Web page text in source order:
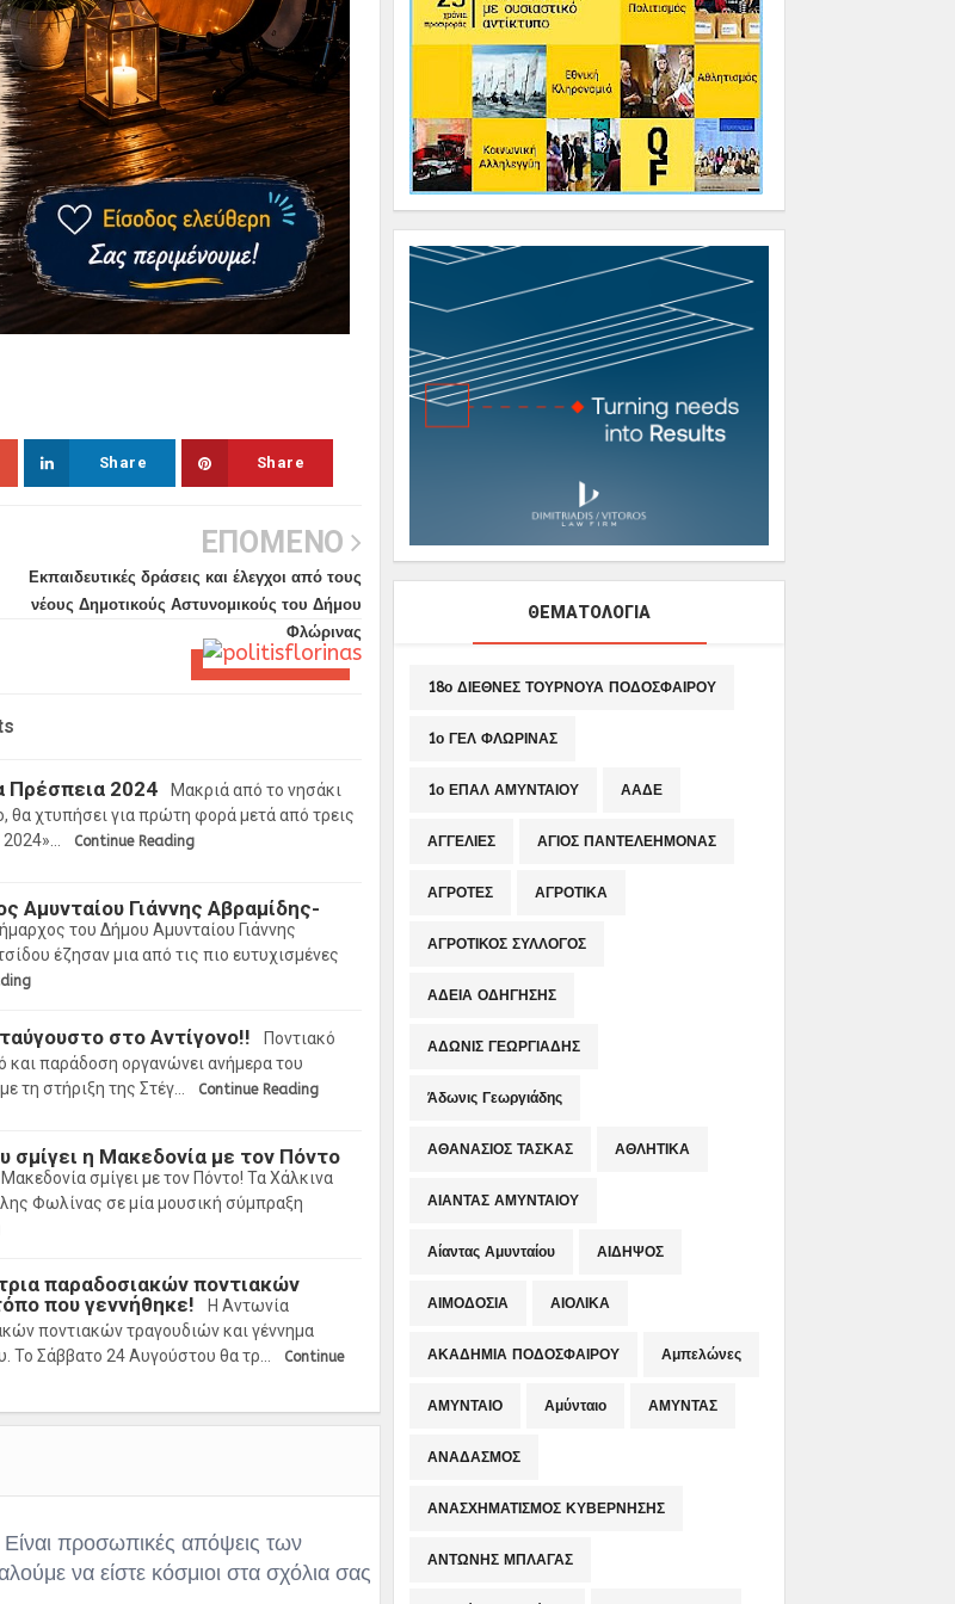
Share Share
ΕΠΟΜΕΝΟ
Εκπαιδευτικές δράσεις και έλεγχοι από τους
νέους Δημοτικούς Αστυνομικούς του Δήμου
Φλώρινας
Πρέσπεια 2024
Μακριά από το νησάκι
θα χτυπήσει για πρώτη φορά μετά από τρεις
Continue Reading
Αμυνταίου Γιάννης Αβραμίδης-
του Δήμου Αμυνταίου Γιάννης
έζησαν μια από τις πιο ευτυχισμένες
στο Αντίγονο!!
Ποντιακό
και παράδοση οργανώνει ανήμερα του
τη στήριξη της Στέγ…
Continue Reading
σμίγει η Μακεδονία με τον Πόντο
σμίγει με τον Πόντο! Τα Χάλκινα
Φωλίνας σε μία μουσική σύμπραξη
παραδοσιακών ποντιακών
που γεννήθηκε!
Η Αντωνία
ποντιακών τραγουδιών και γέννημα
Το Σάββατο 24 Αυγούστου θα τρ…
Continue
προσωπικές απόψεις των
να είστε κόσμιοι στα σχόλια σας
ΘΕΜΑΤΟΛΟΓΙΑ
18ο ΔΙΕΘΝΕΣ ΤΟΥΡΝΟΥΑ ΠΟΔΟΣΦΑΙΡΟΥ
1ο ΓΕΛ ΦΛΩΡΙΝΑΣ
1ο ΕΠΑΛ ΑΜΥΝΤΑΙΟΥ ΑΑΔΕ
ΑΓΓΕΛΙΕΣ ΑΓΙΟΣ ΠΑΝΤΕΛΕΗΜΟΝΑΣ
ΑΓΡΟΤΕΣ ΑΓΡΟΤΙΚΑ
ΑΓΡΟΤΙΚΟΣ ΣΥΛΛΟΓΟΣ
ΑΔΕΙΑ ΟΔΗΓΗΣΗΣ
ΑΔΩΝΙΣ ΓΕΩΡΓΙΑΔΗΣ
Άδωνις Γεωργιάδης
ΑΘΑΝΑΣΙΟΣ ΤΑΣΚΑΣ ΑΘΛΗΤΙΚΑ
ΑΙΑΝΤΑΣ ΑΜΥΝΤΑΙΟΥ
Αίαντας Αμυνταίου ΑΙΔΗΨΟΣ
ΑΙΜΟΔΟΣΙΑ ΑΙΟΛΙΚΑ
ΑΚΑΔΗΜΙΑ ΠΟΔΟΣΦΑΙΡΟΥ Αμπελώνες
ΑΜΥΝΤΑΙΟ Αμύνταιο ΑΜΥΝΤΑΣ
ΑΝΑΔΑΣΜΟΣ
ΑΝΑΣΧΗΜΑΤΙΣΜΟΣ ΚΥΒΕΡΝΗΣΗΣ
ΑΝΤΩΝΗΣ ΜΠΛΑΓΑΣ